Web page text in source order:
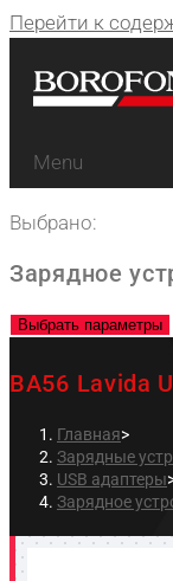
Перейти к
Menu
Выбрано:
Зарядное
Выбрать параметры
BA56 Lavida
Главная>
Зарядные
USB адаптеры
Зарядное